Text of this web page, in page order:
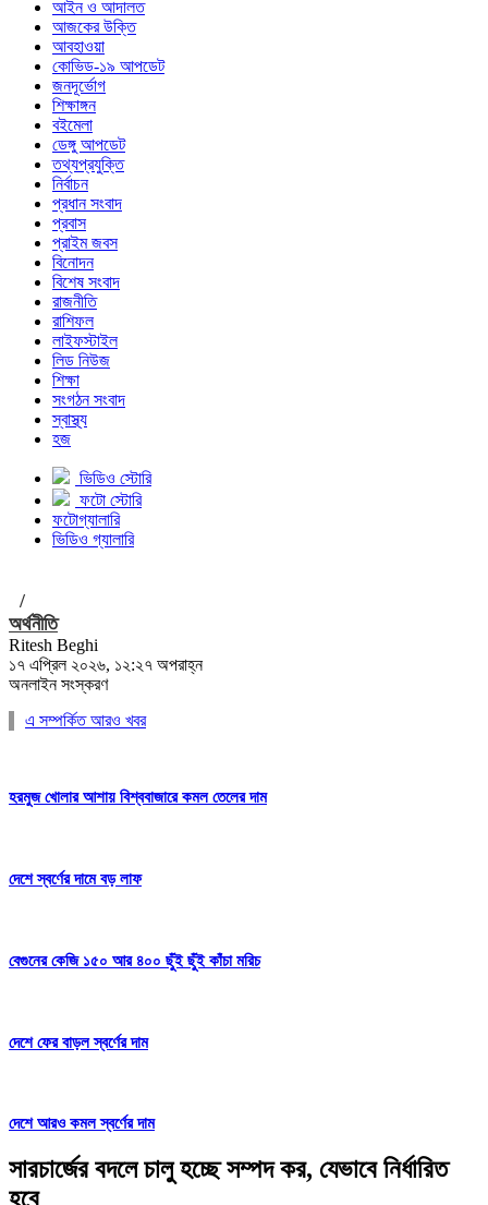
আইন ও আদালত
আজকের উক্তি
আবহাওয়া
কোভিড-১৯ আপডেট
জনদূর্ভোগ
শিক্ষাঙ্গন
বইমেলা
ডেঙ্গু আপডেট
তথ্যপ্রযুক্তি
নির্বাচন
প্রধান সংবাদ
প্রবাস
প্রাইম জবস
বিনোদন
বিশেষ সংবাদ
রাজনীতি
রাশিফল
লাইফস্টাইল
লিড নিউজ
শিক্ষা
সংগঠন সংবাদ
স্বাস্থ্য
হজ
ভিডিও স্টোরি
ফটো স্টোরি
ফটোগ্যালারি
ভিডিও গ্যালারি
/
অর্থনীতি
Ritesh Beghi
১৭ এপ্রিল ২০২৬, ১২:২৭ অপরাহ্ন
অনলাইন সংস্করণ
এ সম্পর্কিত আরও খবর
হরমুজ খোলার আশায় বিশ্ববাজারে কমল তেলের দাম
দেশে স্বর্ণের দামে বড় লাফ
বেগুনের কেজি ১৫০ আর ৪০০ ছুঁই ছুঁই কাঁচা মরিচ
দেশে ফের বাড়ল স্বর্ণের দাম
দেশে আরও কমল স্বর্ণের দাম
সারচার্জের বদলে চালু হচ্ছে সম্পদ কর, যেভাবে নির্ধারিত
হবে